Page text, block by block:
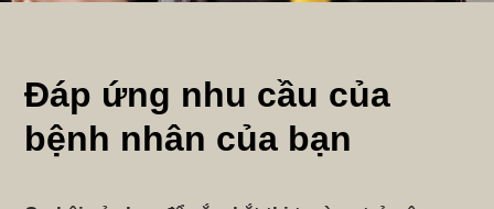
Đáp ứng nhu cầu của
bệnh nhân của bạn